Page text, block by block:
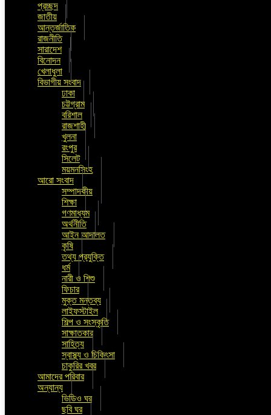
প্রচ্ছদ
জাতীয়
আন্তর্জাতিক
রাজনীতি
সারাদেশ
বিনোদন
খেলাধুলা
বিভাগীয় সংবাদ
ঢাকা
চট্টগ্রাম
বরিশাল
রাজশাহী
খুলনা
রংপুর
সিলেট
ময়মনসিংহ
আরো সংবাদ
সম্পাদকীয়
শিক্ষা
গণমাধ্যম
অর্থনীতি
আইন আদালত
কৃষি
তথ্য প্রযুক্তি
ধর্ম
নারী ও শিশু
ফিচার
মুক্ত মন্তব্য
লাইফস্টাইল
শিল্প ও সংস্কৃতি
সাক্ষাতকার
সাহিত্য
স্বাস্থ্য ও চিকিৎসা
চাকুরির খবর
আমাদের পরিবার
অন্যান্য
ভিডিও ঘর
ছবি ঘর